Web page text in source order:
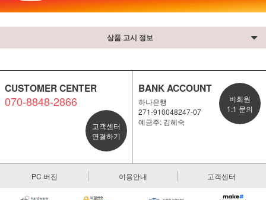
상품 고시 정보
CUSTOMER CENTER
070-8848-2866
고객센터
연결하기
BANK ACCOUNT
하나은행
271-910048247-07
예금주: 김혜숙
비회원
1:1 문의
PC 버전 이용안내 고객센터